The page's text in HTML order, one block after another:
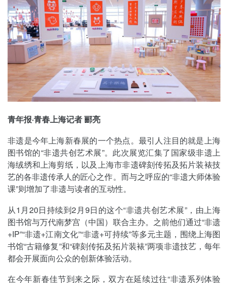
青年报·青春上海记者 郦亮
非遗是今年上海新春展的一个热点。最引人注目的就是上海
图书馆的“非遗共创艺术展”。此次展览汇集了国家级非遗上
海绒绣和上海剪纸，以及上海市非遗碑刻传拓及拓片装裱技
艺的各非遗传承人的匠心之作。而与之呼应的“非遗大师体验
课”则增加了非遗与读者的互动性。
从1月20日持续到2月9日的这个“非遗共创艺术展”，由上海
图书馆与万代南梦宫（中国）联合主办。之前他们通过“非遗
+IP”“非遗+江南文化”“非遗+可持续”等多元主题，围绕上海图
书馆“古籍修复”和“碑刻传拓及拓片装裱”两项非遗技艺，每年
都会开展面向公众的创新体验活动。
在今年新春佳节到来之际，双方在延续过往“非遗系列体验